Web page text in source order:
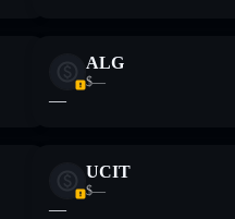
ALG
$—
—
UCIT
$—
—